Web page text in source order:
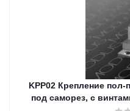
KPP02 Крепление
под саморез, с